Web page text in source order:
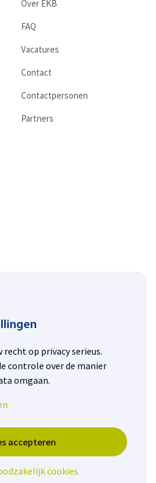
Over EKB
FAQ
Vacatures
Contact
Contactpersonen
Partners
© EKB
recht op privacy serieus.
controle over de manier
omgaan.
accepteren
cookies